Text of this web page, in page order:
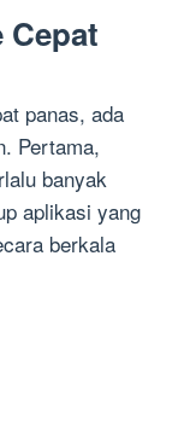
Cepat
panas, ada
Pertama,
banyak
aplikasi yang
berkala